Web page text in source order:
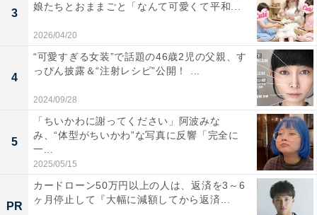
3
娘たちとおままごと「なんて可愛くて平和...
2026/04/20
4
“可愛すぎる女装”で話題の46歳2児の父親、す
っぴん披露＆“注射レシピ”公開！ ...
2024/09/28
5
「ちいかわに謝ってください」阿波みな
み、“体型がちいかわ”な写真に反響「完全に
一...
2025/05/15
PR
カードローン50万円以上の人は、返済を3～6
ヶ月停止して『大幅に減額してから返済...